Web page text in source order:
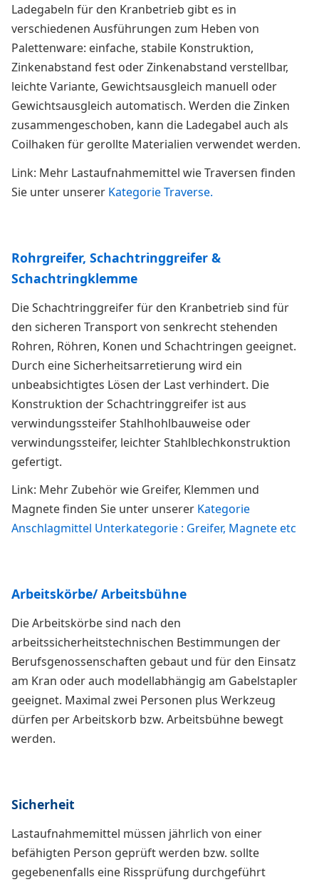
Ladegabeln für den Kranbetrieb gibt es in
verschiedenen Ausführungen zum Heben von
Palettenware: einfache, stabile Konstruktion,
Zinkenabstand fest oder Zinkenabstand verstellbar,
leichte Variante, Gewichtsausgleich manuell oder
Gewichtsausgleich automatisch. Werden die Zinken
zusammengeschoben, kann die Ladegabel auch als
Coilhaken für gerollte Materialien verwendet werden.
Link: Mehr Lastaufnahmemittel wie Traversen finden
Sie unter unserer Kategorie Traverse.
Rohrgreifer, Schachtringgreifer &
Schachtringklemme
Die Schachtringgreifer für den Kranbetrieb sind für
den sicheren Transport von senkrecht stehenden
Rohren, Röhren, Konen und Schachtringen geeignet.
Durch eine Sicherheitsarretierung wird ein
unbeabsichtigtes Lösen der Last verhindert. Die
Konstruktion der Schachtringgreifer ist aus
verwindungssteifer Stahlhohlbauweise oder
verwindungssteifer, leichter Stahlblechkonstruktion
gefertigt.
Link: Mehr Zubehör wie Greifer, Klemmen und
Magnete finden Sie unter unserer Kategorie
Anschlagmittel Unterkategorie : Greifer, Magnete etc
Arbeitskörbe/ Arbeitsbühne
Die Arbeitskörbe sind nach den
arbeitssicherheitstechnischen Bestimmungen der
Berufsgenossenschaften gebaut und für den Einsatz
am Kran oder auch modellabhängig am Gabelstapler
geeignet. Maximal zwei Personen plus Werkzeug
dürfen per Arbeitskorb bzw. Arbeitsbühne bewegt
werden.
Sicherheit
Lastaufnahmemittel müssen jährlich von einer
befähigten Person geprüft werden bzw. sollte
gegebenenfalls eine Rissprüfung durchgeführt